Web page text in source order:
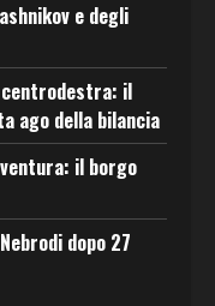
e degli
centrodestra: il
ago della bilancia
il borgo
dopo 27